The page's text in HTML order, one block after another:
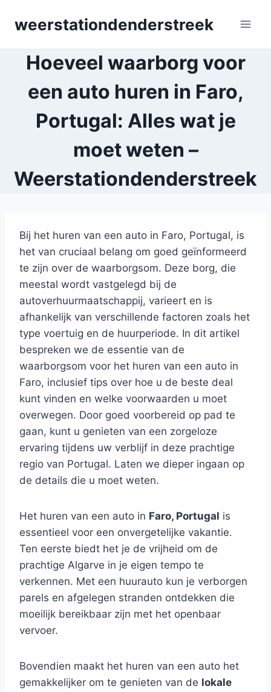
weerstationdenderstreek
Hoeveel waarborg voor
een auto huren in Faro,
Portugal: Alles wat je
moet weten –
Weerstationdenderstreek
Bij het huren van een auto in Faro, Portugal, is
het van cruciaal belang om goed geïnformeerd
te zijn over de waarborgsom. Deze borg, die
meestal wordt vastgelegd bij de
autoverhuurmaatschappij, varieert en is
afhankelijk van verschillende factoren zoals het
type voertuig en de huurperiode. In dit artikel
bespreken we de essentie van de
waarborgsom voor het huren van een auto in
Faro, inclusief tips over hoe u de beste deal
kunt vinden en welke voorwaarden u moet
overwegen. Door goed voorbereid op pad te
gaan, kunt u genieten van een zorgeloze
ervaring tijdens uw verblijf in deze prachtige
regio van Portugal. Laten we dieper ingaan op
de details die u moet weten.
Het huren van een auto in Faro, Portugal is
essentieel voor een onvergetelijke vakantie.
Ten eerste biedt het je de vrijheid om de
prachtige Algarve in je eigen tempo te
verkennen. Met een huurauto kun je verborgen
parels en afgelegen stranden ontdekken die
moeilijk bereikbaar zijn met het openbaar
vervoer.
Bovendien maakt het huren van een auto het
gemakkelijker om te genieten van de lokale